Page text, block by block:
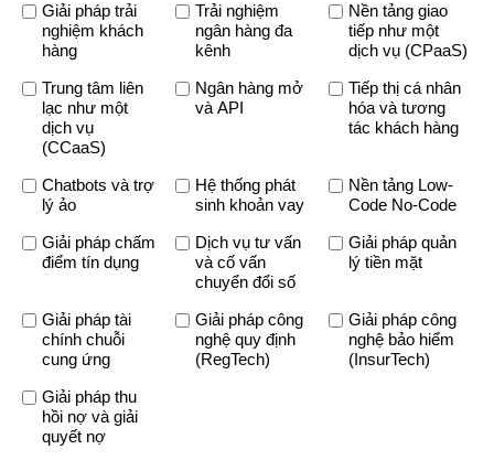
Giải pháp trải
nghiệm khách
hàng
Trải nghiệm
ngân hàng đa
kênh
Nền tảng giao
tiếp như một
dịch vụ (CPaaS)
Trung tâm liên
lạc như một
dịch vụ
(CCaaS)
Ngân hàng mở
và API
Tiếp thị cá nhân
hóa và tương
tác khách hàng
Chatbots và trợ
lý ảo
Hệ thống phát
sinh khoản vay
Nền tảng Low-
Code No-Code
Giải pháp chấm
điểm tín dụng
Dịch vụ tư vấn
và cố vấn
chuyển đổi số
Giải pháp quản
lý tiền mặt
Giải pháp tài
chính chuỗi
cung ứng
Giải pháp công
nghệ quy định
(RegTech)
Giải pháp công
nghệ bảo hiểm
(InsurTech)
Giải pháp thu
hồi nợ và giải
quyết nợ